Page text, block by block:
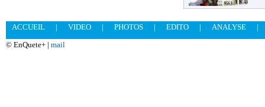
ACCUEIL | VIDEO | PHOTOS | EDITO | ANALYSE
|
© EnQuete+ | mail